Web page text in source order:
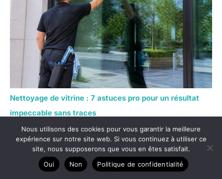
Nettoyage de vitrine : 7 astuces pro pour un résultat
impeccable sans traces
Nous utilisons des cookies pour vous garantir la meilleure
expérience sur notre site web. Si vous continuez à utiliser ce
site, nous supposerons que vous en êtes satisfait.
Oui
Non Politique de confidentialité